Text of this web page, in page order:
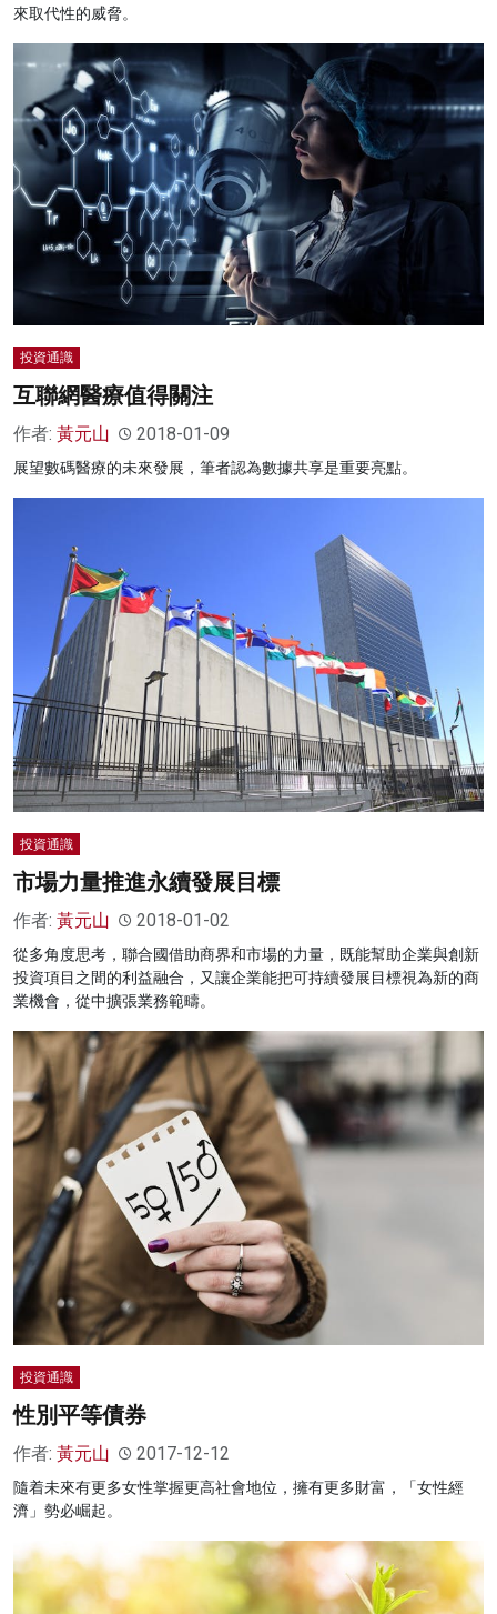
來取代性的威脅。
投資通識
互聯網醫療值得關注
作者: 黃元山 2018-01-09
展望數碼醫療的未來發展，筆者認為數據共享是重要亮點。
投資通識
市場力量推進永續發展目標
作者: 黃元山 2018-01-02
從多角度思考，聯合國借助商界和市場的力量，既能幫助企業與創新
投資項目之間的利益融合，又讓企業能把可持續發展目標視為新的商
業機會，從中擴張業務範疇。
投資通識
性別平等債券
作者: 黃元山 2017-12-12
隨着未來有更多女性掌握更高社會地位，擁有更多財富，「女性經
濟」勢必崛起。